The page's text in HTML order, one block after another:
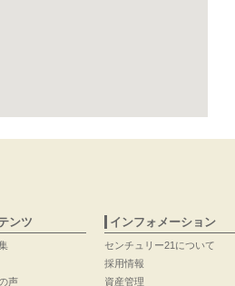
ンツ
声
インフォメーション
センチュリー21について
採用情報
資産管理